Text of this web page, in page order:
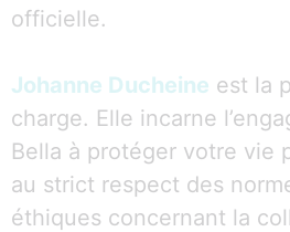
officielle.
Johanne Ducheine est la
charge. Elle incarne
Bella à protéger votre vie
au strict respect des
éthiques concernant la